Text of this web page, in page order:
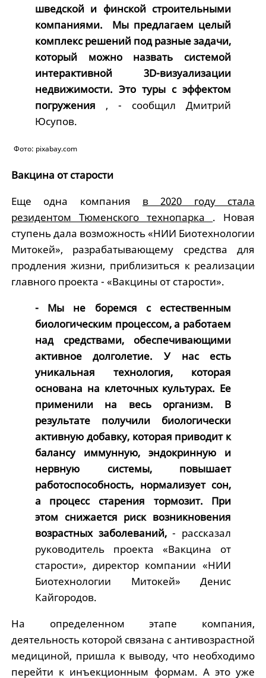
шведской и финской строительными
компаниями. Мы предлагаем целый
комплекс решений под разные задачи,
который можно назвать системой
интерактивной 3D-визуализации
недвижимости. Это туры с эффектом
погружения , - сообщил Дмитрий
Юсупов.
Фото: pixabay.com
Вакцина от старости
Еще одна компания в 2020 году стала
резидентом Тюменского технопарка . Новая
ступень дала возможность «НИИ Биотехнологии
Митокей», разрабатывающему средства для
продления жизни, приблизиться к реализации
главного проекта - «Вакцины от старости».
- Мы не боремся с естественным
биологическим процессом, а работаем
над средствами, обеспечивающими
активное долголетие. У нас есть
уникальная технология, которая
основана на клеточных культурах. Ее
применили на весь организм. В
результате получили биологически
активную добавку, которая приводит к
балансу иммунную, эндокринную и
нервную системы, повышает
работоспособность, нормализует сон,
а процесс старения тормозит. При
этом снижается риск возникновения
возрастных заболеваний,- рассказал
руководитель проекта «Вакцина от
старости», директор компании «НИИ
Биотехнологии Митокей» Денис
Кайгородов.
На определенном этапе компания,
деятельность которой связана с антивозрастной
медициной, пришла к выводу, что необходимо
перейти к инъекционным формам. А это уже